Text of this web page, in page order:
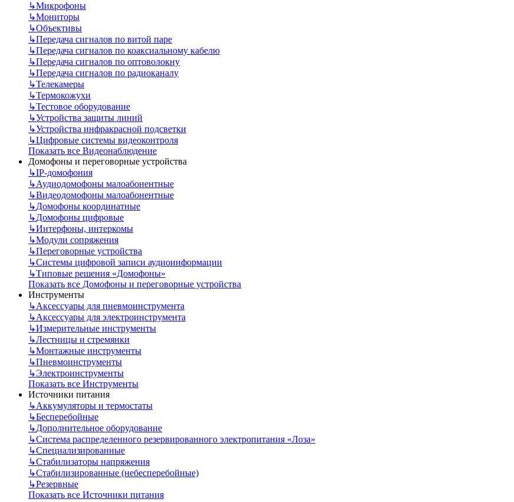
↳Микрофоны
↳Мониторы
↳Объективы
↳Передача сигналов по витой паре
↳Передача сигналов по коаксиальному кабелю
↳Передача сигналов по оптоволокну
↳Передача сигналов по радиоканалу
↳Телекамеры
↳Термокожухи
↳Тестовое оборудование
↳Устройства защиты линий
↳Устройства инфракрасной подсветки
↳Цифровые системы видеоконтроля
Показать все Видеонаблюдение
Домофоны и переговорные устройства
↳IP-домофония
↳Аудиодомофоны малоабонентные
↳Видеодомофоны малоабонентные
↳Домофоны координатные
↳Домофоны цифровые
↳Интерфоны, интеркомы
↳Модули сопряжения
↳Переговорные устройства
↳Системы цифровой записи аудиоинформации
↳Типовые решения «Домофоны»
Показать все Домофоны и переговорные устройства
Инструменты
↳Аксессуары для пневмоинструмента
↳Аксессуары для электроинструмента
↳Измерительные инструменты
↳Лестницы и стремянки
↳Монтажные инструменты
↳Пневмоинструменты
↳Электроинструменты
Показать все Инструменты
Источники питания
↳Аккумуляторы и термостаты
↳Бесперебойные
↳Дополнительное оборудование
↳Система распределенного резервированного электропитания «Лоза»
↳Специализированные
↳Стабилизаторы напряжения
↳Стабилизированные (небесперебойные)
↳Резервные
Показать все Источники питания